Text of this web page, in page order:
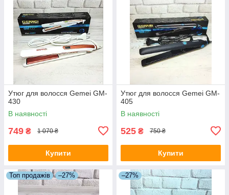
Утюг для волосся Gemei GM-
430
В наявності
749 ₴ 1 070 ₴
Купити
Утюг для волосся Gemei GM-
405
В наявності
525 ₴ 750 ₴
Купити
Топ продажів –27% –27%